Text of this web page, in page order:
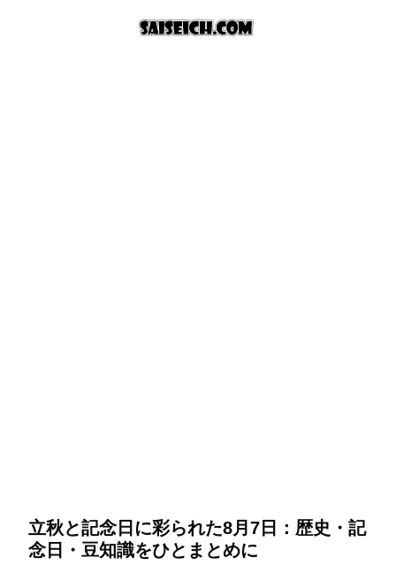
立秋と記念日に彩られた8月7日：歴史・記
念日・豆知識をひとまとめに